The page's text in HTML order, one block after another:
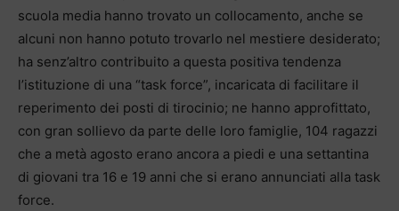
scuola media hanno trovato un collocamento, anche se
alcuni non hanno potuto trovarlo nel mestiere desiderato;
ha senz’altro contribuito a questa positiva tendenza
l’istituzione di una “task force”, incaricata di facilitare il
reperimento dei posti di tirocinio; ne hanno approfittato,
con gran sollievo da parte delle loro famiglie, 104 ragazzi
che a metà agosto erano ancora a piedi e una settantina
di giovani tra 16 e 19 anni che si erano annunciati alla task
force.